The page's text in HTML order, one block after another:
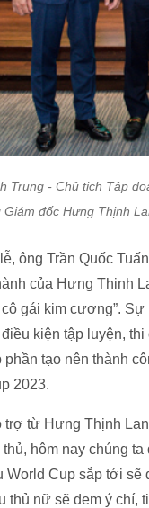
Trung - Chủ tịch Tập
đốc Hưng Thịnh
ông Trần Quốc
của Hưng Thịnh
gái kim cương”.
kiện tập luyện,
phần tạo nên thành
2023.
trợ từ Hưng Thịnh
hôm nay chúng
World Cup sắp tới
thủ nữ sẽ đem ý